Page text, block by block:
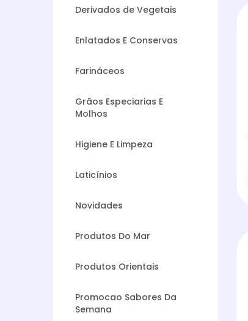
Derivados de Vegetais
Enlatados E Conservas
Farináceos
Grãos Especiarias E
Molhos
Higiene E Limpeza
Laticínios
Novidades
Produtos Do Mar
Produtos Orientais
Promocao Sabores Da
Semana